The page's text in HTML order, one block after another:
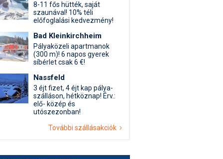
8-11 fős hütték, saját
szaunával! 10% téli
előfoglalási kedvezmény!
Bad Kleinkirchheim
Pályaközeli apartmanok
(300 m)! 6 napos gyerek
síbérlet csak 6 €!
Nassfeld
3 éjt fizet, 4 éjt kap pálya-
szálláson, hétköznap! Érv.:
elő- közép és
utószezonban!
További szállásakciók